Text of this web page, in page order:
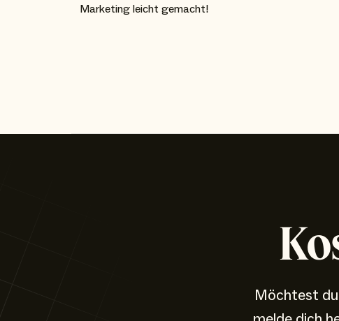
Marketing leicht gemacht!
Möchtest